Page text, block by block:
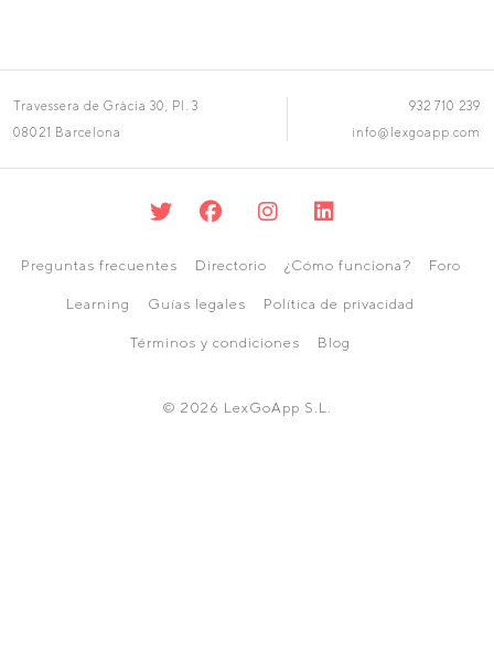
Travessera de Gràcia 30, Pl. 3
08021 Barcelona
932 710 239
info@lexgoapp.com
Preguntas frecuentes Directorio ¿Cómo funciona? Foro
Learning Guías legales Política de privacidad
Términos y condiciones Blog
© 2026 LexGoApp S.L.